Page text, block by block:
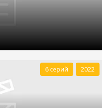
6 серий 2022